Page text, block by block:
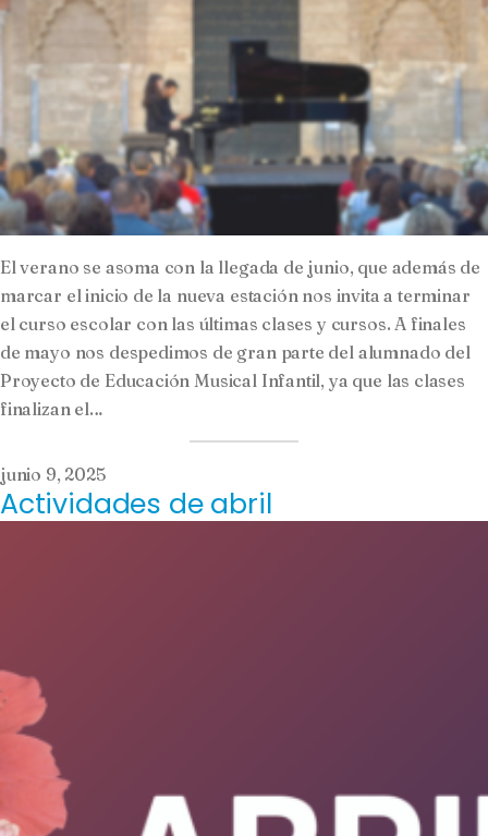
El verano se asoma con la llegada de junio, que además de
marcar el inicio de la nueva estación nos invita a terminar
el curso escolar con las últimas clases y cursos. A finales
de mayo nos despedimos de gran parte del alumnado del
Proyecto de Educación Musical Infantil, ya que las clases
finalizan el…
junio 9, 2025
Actividades de abril